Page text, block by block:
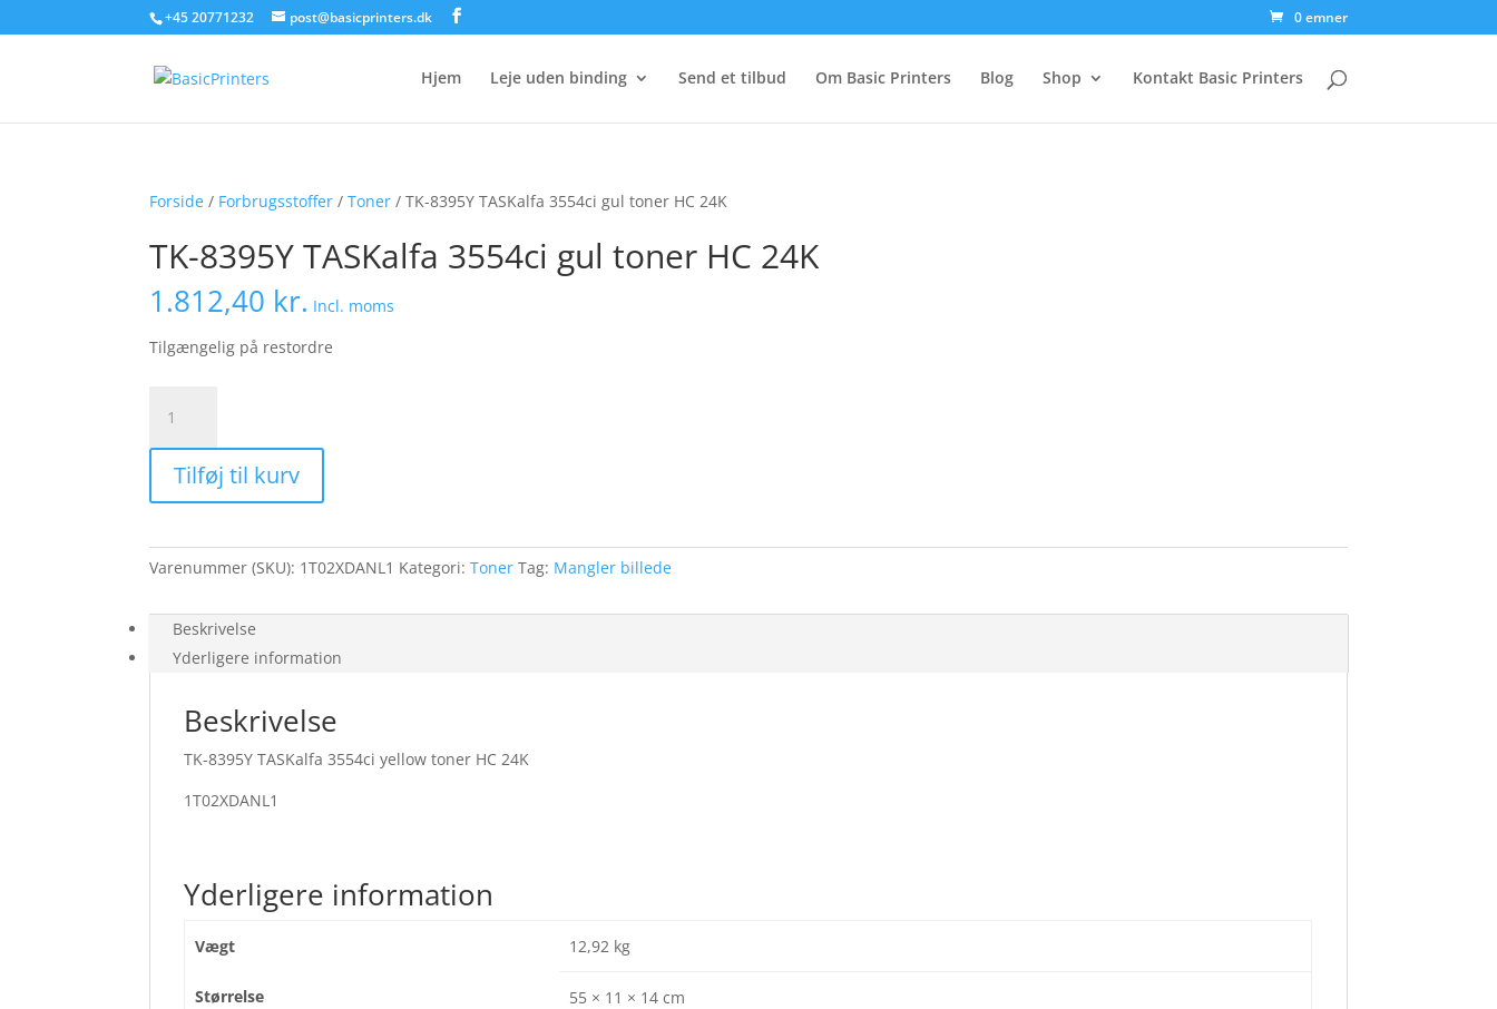
+45 20771232 post@basicprinters.dk 0 emner
Hjem Leje uden binding Send et tilbud Om Basic Printers Blog Shop Kontakt Basic Printers
Forside / Forbrugsstoffer /Toner / TK-8395Y TASKalfa 3554ci gul toner HC 24K
TK-8395Y TASKalfa 3554ci gul toner HC 24K
1.812,40 kr. Incl. moms
Tilgængelig på restordre
8395Y
TASKalfa
3554ci
gul
HC
24K
Tilføj til kurv
Varenummer (SKU): 1T02XDANL1 Kategori:Toner Tag: Mangler billede
Beskrivelse
Yderligere information
Beskrivelse
TK-8395Y TASKalfa 3554ci yellow toner HC 24K
1T02XDANL1
Yderligere information
Vægt 12,92 kg
Størrelse 55 × 11 × 14 cm